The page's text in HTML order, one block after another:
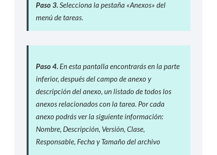
Paso 3.Selecciona la pestaña «Anexos» del
menú de tareas.
Paso 4. En esta pantalla encontrarás en la parte
inferior, después del campo de anexo y
descripción del anexo, un listado de todos los
anexos relacionados con la tarea. Por cada
anexo podrás ver la siguiente información:
Nombre, Descripción, Versión, Clase,
Responsable, Fecha y Tamaño del archivo